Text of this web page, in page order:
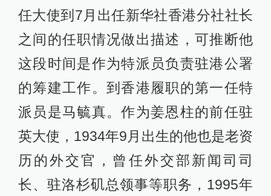
任大使到7月出任新华社香港分社社长
之间的任职情况做出描述，可推断他
这段时间是作为特派员负责驻港公署
的筹建工作。到香港履职的第一任特
派员是马毓真。作为姜恩柱的前任驻
英大使，1934年9月出生的他也是老资
历的外交官，曾任外交部新闻司司
长、驻洛杉矶总领事等职务，1995年